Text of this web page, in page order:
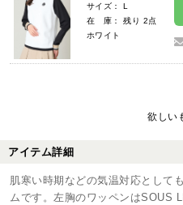
サイズ： L
在 庫： 残り 2点
ホワイト
欲しい
アイテム詳細
肌寒い時期などの気温対応として
ムです。左胸のワッペンはSOUS